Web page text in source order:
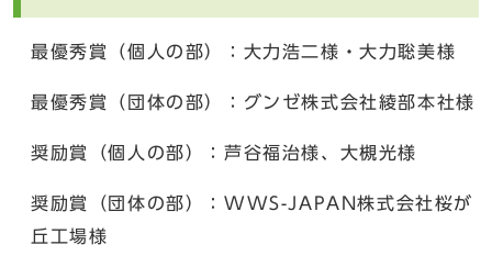
最優秀賞（個人の部）：大力浩二様・大力聡美様
最優秀賞（団体の部）：グンゼ株式会社綾部本社様
奨励賞（個人の部）：芦谷福治様、大槻光様
奨励賞（団体の部）：WWS-JAPAN株式会社桜が
丘工場様